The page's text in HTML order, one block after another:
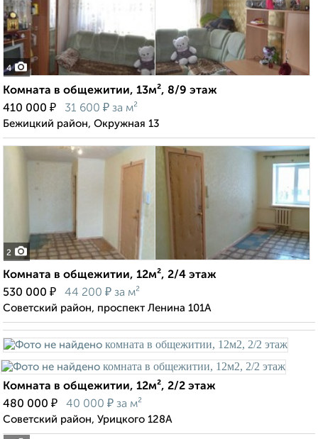
4
Комната в общежитии, 13м², 8/9 этаж
410 000 ₽ 31 600 ₽ за м²
Бежицкий район, Окружная 13
2
Комната в общежитии, 12м², 2/4 этаж
530 000 ₽ 44 200 ₽ за м²
Советский район, проспект Ленина 101А
Комната в общежитии, 12м², 2/2 этаж
480 000 ₽ 40 000 ₽ за м²
Советский район, Урицкого 128А